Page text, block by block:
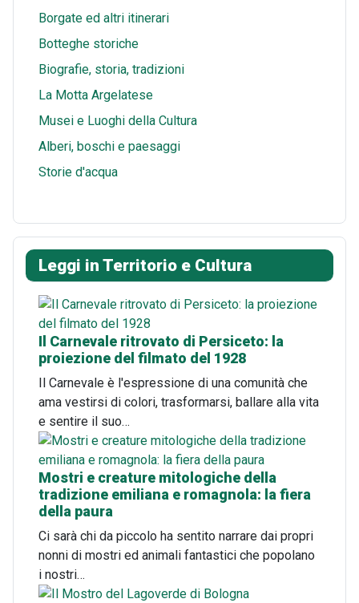
Borgate ed altri itinerari
Botteghe storiche
Biografie, storia, tradizioni
La Motta Argelatese
Musei e Luoghi della Cultura
Alberi, boschi e paesaggi
Storie d'acqua
Leggi in Territorio e Cultura
Il Carnevale ritrovato di Persiceto: la
proiezione del filmato del 1928
Il Carnevale è l'espressione di una comunità che
ama vestirsi di colori, trasformarsi, ballare alla vita
e sentire il suo…
Mostri e creature mitologiche della
tradizione emiliana e romagnola: la fiera
della paura
Ci sarà chi da piccolo ha sentito narrare dai propri
nonni di mostri ed animali fantastici che popolano
i nostri…